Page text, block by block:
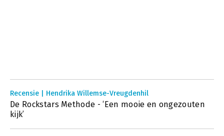
Recensie | Hendrika Willemse-Vreugdenhil
De Rockstars Methode - ‘Een mooie en ongezouten
kijk’